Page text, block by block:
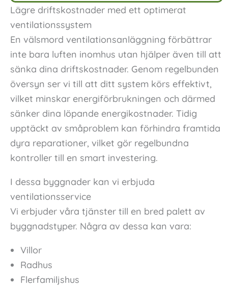
Lägre driftskostnader med ett optimerat
ventilationssystem
En välsmord ventilationsanläggning förbättrar
inte bara luften inomhus utan hjälper även till att
sänka dina driftskostnader. Genom regelbunden
översyn ser vi till att ditt system körs effektivt,
vilket minskar energiförbrukningen och därmed
sänker dina löpande energikostnader. Tidig
upptäckt av småproblem kan förhindra framtida
dyra reparationer, vilket gör regelbundna
kontroller till en smart investering.
I dessa byggnader kan vi erbjuda
ventilationsservice
Vi erbjuder våra tjänster till en bred palett av
byggnadstyper. Några av dessa kan vara:
Villor
Radhus
Flerfamiljshus